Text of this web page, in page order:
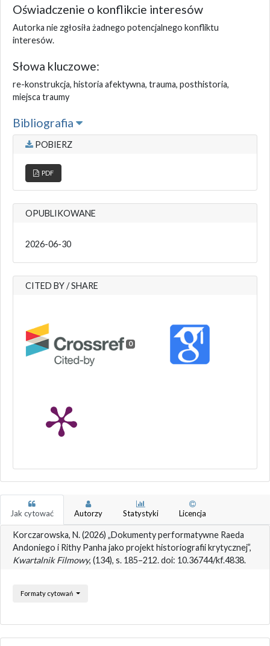
Oświadczenie o konflikcie interesów
Autorka nie zgłosiła żadnego potencjalnego konfliktu
interesów.
Słowa kluczowe:
re-konstrukcja, historia afektywna, trauma, posthistoria,
miejsca traumy
Bibliografia
POBIERZ
PDF
OPUBLIKOWANE
2026-06-30
CITED BY / SHARE
0
Jak cytować Autorzy Statystyki Licencja
Korczarowska, N. (2026) „Dokumenty performatywne Raeda
Andoniego i Rithy Panha jako projekt historiografii krytycznej”,
Kwartalnik Filmowy, (134), s. 185–212. doi: 10.36744/kf.4838.
Formaty cytowań